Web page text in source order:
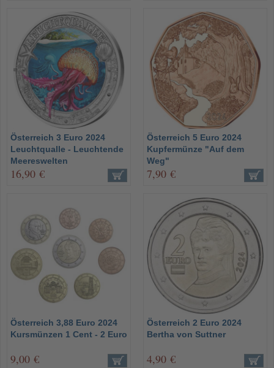
Österreich 3 Euro 2024
Leuchtqualle - Leuchtende
Meereswelten
16,90 €
Österreich 5 Euro 2024
Kupfermünze "Auf dem
Weg"
7,90 €
Österreich 3,88 Euro 2024
Kursmünzen 1 Cent - 2 Euro
9,00 €
Österreich 2 Euro 2024
Bertha von Suttner
4,90 €